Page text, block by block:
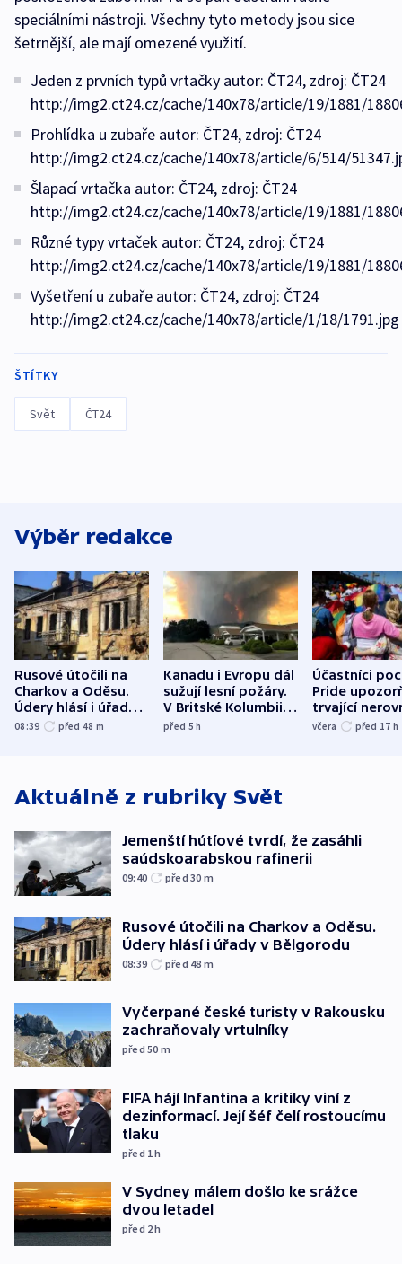
speciálními nástroji. Všechny tyto metody jsou sice
šetrnější, ale mají omezené využití.
Jeden z prvních typů vrtačky autor: ČT24, zdroj: ČT24
http://img2.ct24.cz/cache/140x78/article/19/1881/
Prohlídka u zubaře autor: ČT24, zdroj: ČT24
http://img2.ct24.cz/cache/140x78/article/6/514/
Šlapací vrtačka autor: ČT24, zdroj: ČT24
http://img2.ct24.cz/cache/140x78/article/19/1881/
Různé typy vrtaček autor: ČT24, zdroj: ČT24
http://img2.ct24.cz/cache/140x78/article/19/1881/
Vyšetření u zubaře autor: ČT24, zdroj: ČT24
http://img2.ct24.cz/cache/140x78/article/1/18/1791.jpg
ŠTÍTKY
Svět ČT24
Výběr redakce
Rusové útočili na
Charkov a Oděsu.
Údery hlásí i úřady v
Bělgorodu
08:39 před 48 m
Kanadu i Evropu dál
sužují lesní požáry.
V Britské Kolumbii
evakuovali tisíce lidí
před 5h
Účastníci
Pride
trvající
včera před 17 h
Aktuálně z rubriky Svět
Jemenští hútíové tvrdí, že zasáhli
saúdskoarabskou rafinerii
09:40 před 30 m
Rusové útočili na Charkov a Oděsu.
Údery hlásí i úřady v Bělgorodu
08:39 před 48 m
Vyčerpané české turisty v Rakousku
zachraňovaly vrtulníky
před 50 m
FIFA hájí Infantina a kritiky viní z
dezinformací. Její šéf čelí rostoucímu
tlaku
před 1h
V Sydney málem došlo ke srážce
dvou letadel
před 2h